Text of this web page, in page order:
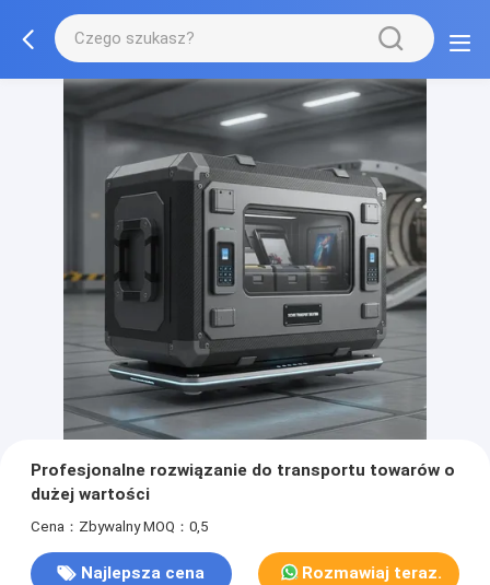
Profesjonalne rozwiązanie do transportu towarów o
dużej wartości
Cena：Zbywalny MOQ：0,5
Najlepsza cena Rozmawiaj teraz.